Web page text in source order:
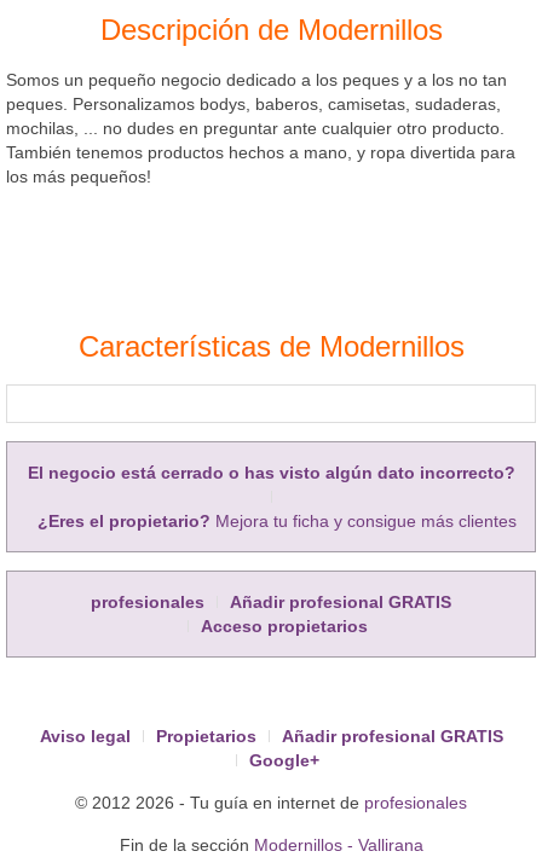
Descripción de Modernillos
Somos un pequeño negocio dedicado a los peques y a los no tan
peques. Personalizamos bodys, baberos, camisetas, sudaderas,
mochilas, ... no dudes en preguntar ante cualquier otro producto.
También tenemos productos hechos a mano, y ropa divertida para
los más pequeños!
Características de Modernillos
El negocio está cerrado o has visto algún dato incorrecto?
¿Eres el propietario? Mejora tu ficha y consigue más clientes
profesionales
Añadir profesional GRATIS
Acceso propietarios
Aviso legal Propietarios
Añadir profesional GRATIS
Google+
© 2012 2026 - Tu guía en internet de profesionales
Fin de la sección Modernillos - Vallirana